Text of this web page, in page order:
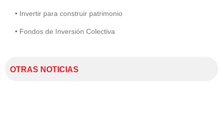
• Invertir para construir patrimonio
• Fondos de Inversión Colectiva
OTRAS NOTICIAS